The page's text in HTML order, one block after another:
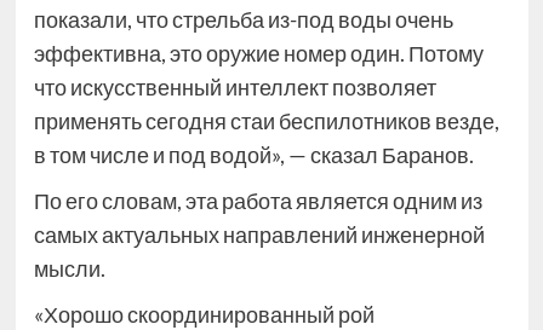
показали, что стрельба из-под воды очень
эффективна, это оружие номер один. Потому
что искусственный интеллект позволяет
применять сегодня стаи беспилотников везде,
в том числе и под водой», — сказал Баранов.
По его словам, эта работа является одним из
самых актуальных направлений инженерной
мысли.
«Хорошо скоординированный рой